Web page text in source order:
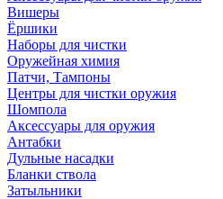
Вишеры
Ёршики
Наборы для чистки
Оружейная химия
Патчи, Тампоны
Центры для чистки оружия
Шомпола
Аксессуары для оружия
Антабки
Дульные насадки
Бланки ствола
Затыльники